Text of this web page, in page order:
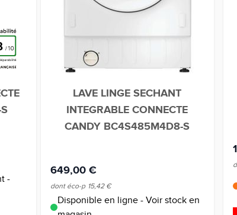
-
LAVE LINGE SECHANT
INTEGRABLE CONNECTE
CANDY BC4S485M4D8-S
649,00 €
dont éco-p 15,42 €
Disponible en ligne - Voir stock en